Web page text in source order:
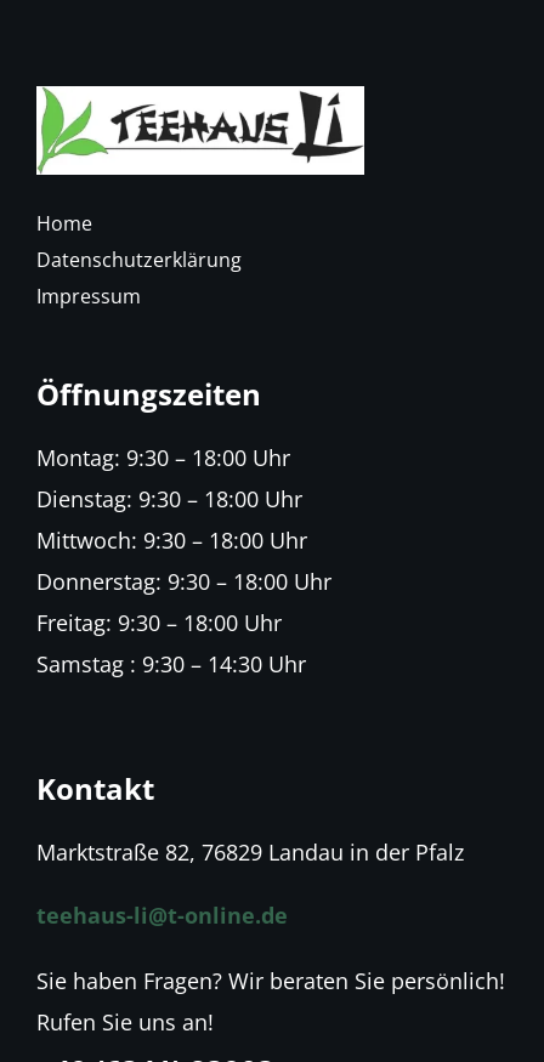
Home
Datenschutzerklärung
Impressum
Öffnungszeiten
Montag: 9:30 – 18:00 Uhr
Dienstag: 9:30 – 18:00 Uhr
Mittwoch: 9:30 – 18:00 Uhr
Donnerstag: 9:30 – 18:00 Uhr
Freitag: 9:30 – 18:00 Uhr
Samstag : 9:30 – 14:30 Uhr
Kontakt
Marktstraße 82, 76829 Landau in der Pfalz
teehaus-li@t-online.de
Sie haben Fragen? Wir beraten Sie persönlich!
Rufen Sie uns an!